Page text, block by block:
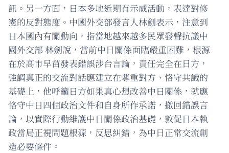
訊。另一方面，日本多地近期有示威活動，表達對修
憲的反對態度。中國外交部發言人林劍表示，注意到
日本國內有關動向，指當地越來越多民眾發聲抗議中
國外交部 林劍說，當前中日關係面臨嚴重困難，根源
在於高市早苗發表錯誤涉台言論，責任完全在日方，
強調真正的交流對話應建立在尊重對方、恪守共識的
基礎上，他呼籲日方如果真心想改善中日關係，就應
恪守中日四個政治文件和自身所作承諾，撤回錯誤言
論，以實際行動維護中日關係政治基礎，敦促日本執
政當局正視問題根源，反思糾錯，為中日正常交流創
造必要條件。